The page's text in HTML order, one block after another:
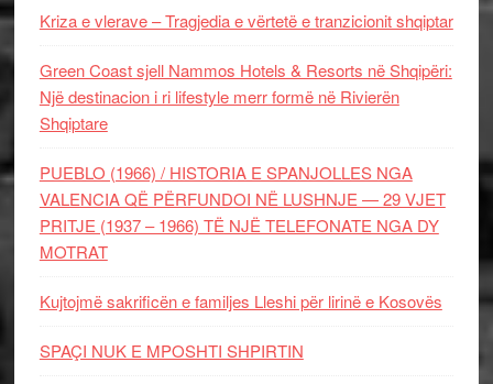
Kriza e vlerave – Tragjedia e vërtetë e tranzicionit shqiptar
Green Coast sjell Nammos Hotels & Resorts në Shqipëri:
Një destinacion i ri lifestyle merr formë në Rivierën
Shqiptare
PUEBLO (1966) / HISTORIA E SPANJOLLES NGA
VALENCIA QË PËRFUNDOI NË LUSHNJE — 29 VJET
PRITJE (1937 – 1966) TË NJË TELEFONATE NGA DY
MOTRAT
Kujtojmë sakrificën e familjes Lleshi për lirinë e Kosovës
SPAÇI NUK E MPOSHTI SHPIRTIN